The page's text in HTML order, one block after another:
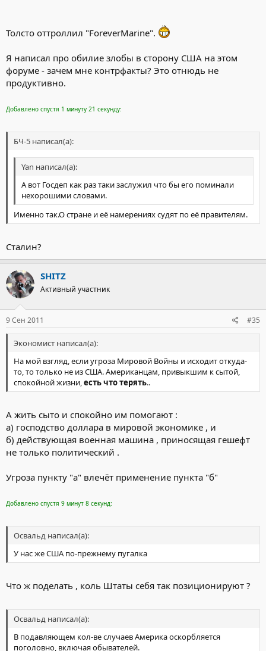
отнюдь на морпех, но то что он был из США - факт. Так вот,
столько злобы в сторону России мне не доводилось видеть
обливания России, хотя и на редкость однообразный. Начиная
от "мерзких коммуняк" и заканчивая угрозами при начале
войны вырезать всех россиян которые ему повстречаются.
Понятно что у парня явно проблемы с головой, но ведь откуда
не имеют права выбора. Но меня по настоящему коробит от
заявлений их правительства. Я конечно не специалист, но по
моему подобное не позволяли даже наши руководители в
Какой из этого можно сделать вывод?
Толсто оттроллил "ForeverMarine".
Я написал про обилие злобы в сторону США на этом
форуме - зачем мне контрфакты? Это отнюдь не
продуктивно.
Добавлено спустя 1 минуту 21 секунду:
БЧ-5 написал(а):
Yan написал(а):
А вот Госдеп как раз таки заслужил что бы его поминали
нехорошими словами.
Именно так.О стране и её намерениях судят по её правителям.
Сталин?
SHITZ
Активный участник
9 Сен 2011 #35
Экономист написал(а):
На мой взгляд, если угроза Мировой Войны и исходит откуда-
то, то только не из США. Американцам, привыкшим к сытой,
спокойной жизни,есть что терять..
А жить сыто и спокойно им помогают :
а) господство доллара в мировой экономике , и
б) действующая военная машина , приносящая гешефт
не только политический .
Угроза пункту "а" влечёт применение пункта "б"
Добавлено спустя 9 минут 8 секунд:
Освальд написал(а):
У нас же США по-прежнему пугалка
Что ж поделать , коль Штаты себя так позиционируют ?
Освальд написал(а):
В подавляющем кол-ве случаев Америка оскорбляется
поголовно, включая обывателей.